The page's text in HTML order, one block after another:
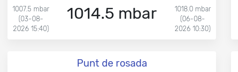
1007.5 mbar
(03-08-
2026 15:40)
1014.5 mbar
1018.0 mbar
(06-08-
2026 10:30)
Punt de rosada